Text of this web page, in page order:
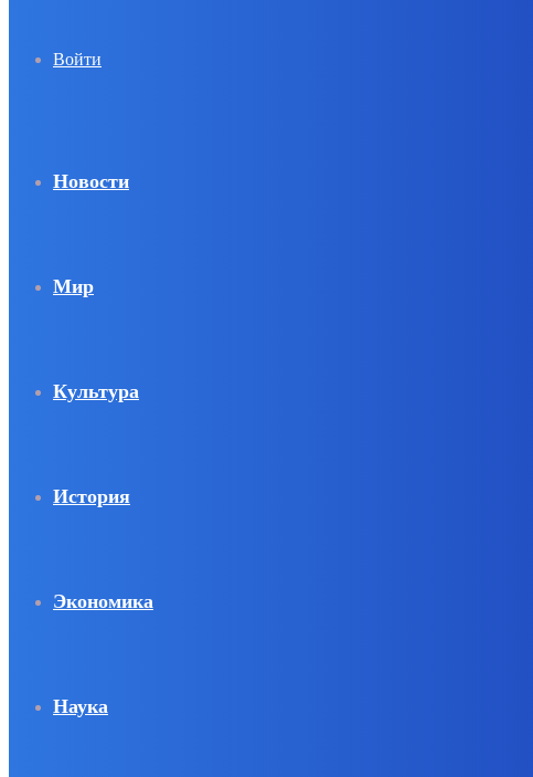
Войти
Новости
Мир
Культура
История
Экономика
Наука